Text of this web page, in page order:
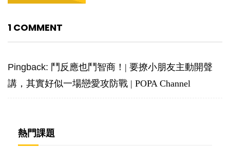
1 COMMENT
Pingback: 鬥反應也鬥智商！| 要撩小朋友主動開聲
講，其實好似一場戀愛攻防戰 | POPA Channel
熱門課題